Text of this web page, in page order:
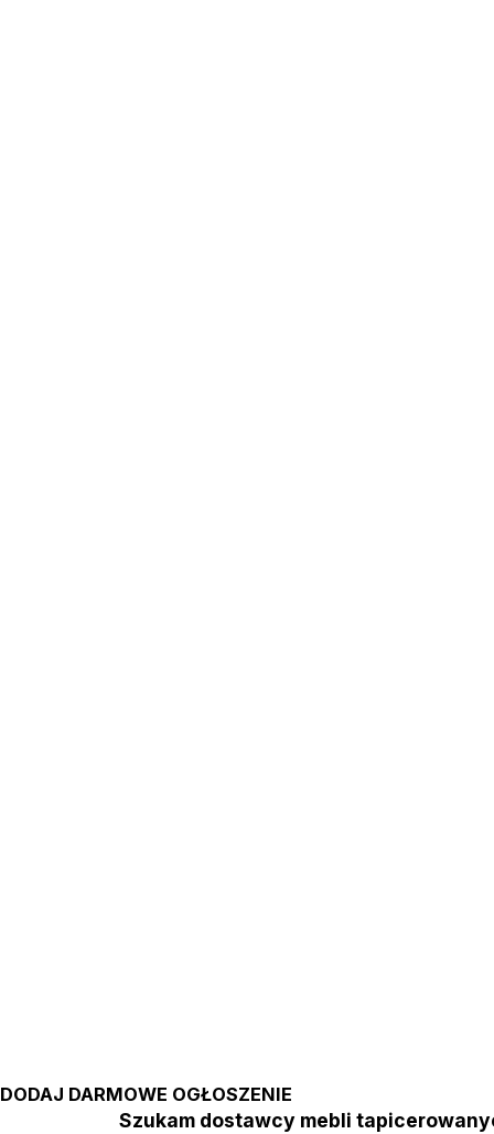
DODAJ DARMOWE OGŁOSZENIE
Szukam dostawcy mebli